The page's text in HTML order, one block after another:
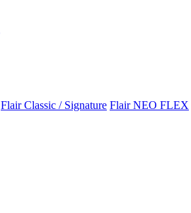
Flair Classic / Signature Flair NEO FLEX